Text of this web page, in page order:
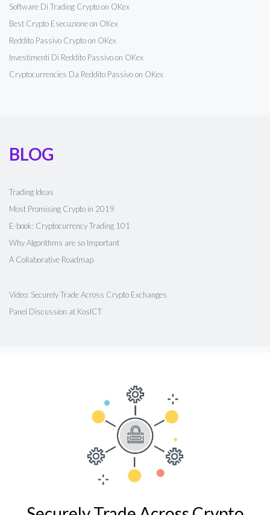
Software Di Trading Crypto on OKex
Best Crypto Esecuzione on OKex
Reddito Passivo Crypto on OKex
Investimenti Di Reddito Passivo on OKex
Cryptocurrencies Da Reddito Passivo on OKex
BLOG
Trading Ideas
Most Promising Crypto in 2019
E-book: Cryptocurrency Trading 101
Why Algorithms are so Important
A Collaborative Roadmap
Video: Securely Trade Across Crypto Exchanges
Panel Discussion at KosICT